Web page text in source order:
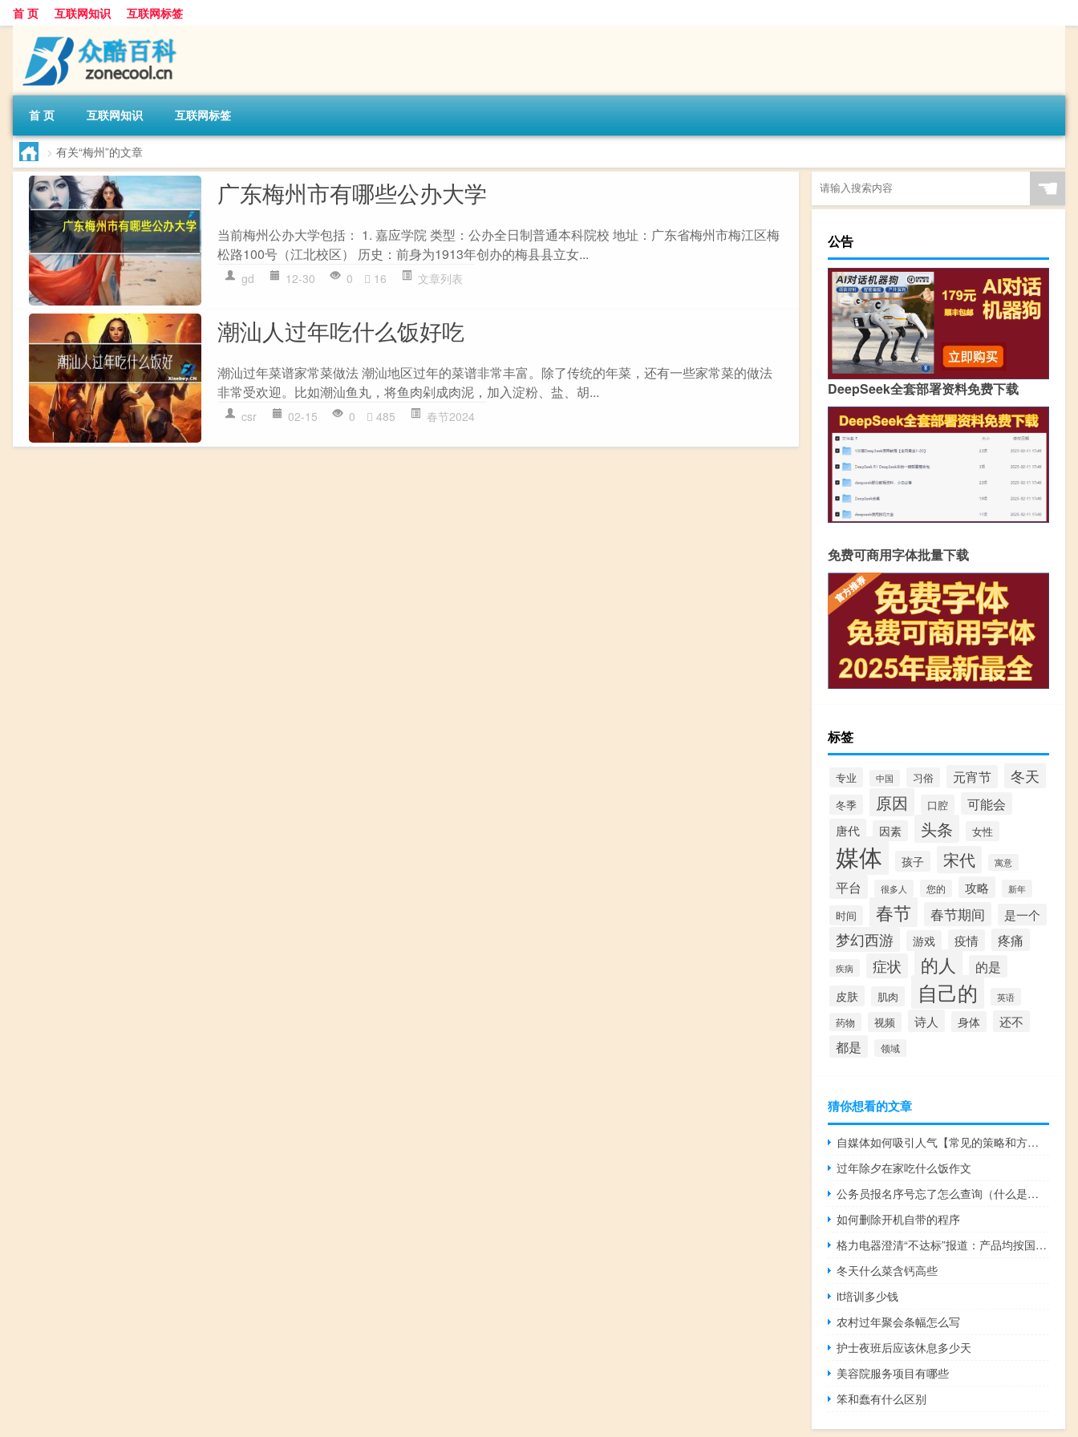
首 页 互联网知识 互联网标签
首 页 互联网知识 互联网标签
> 有关“梅州”的文章
广东梅州市有哪些公办大学
当前梅州公办大学包括： 1. 嘉应学院 类型：公办全日制普通本科院校 地址：广东省梅州市梅江区梅
松路100号（江北校区） 历史：前身为1913年创办的梅县县立女...
gd 12-30 0 16 文章列表
潮汕人过年吃什么饭好吃
潮汕过年菜谱家常菜做法 潮汕地区过年的菜谱非常丰富。除了传统的年菜，还有一些家常菜的做法
非常受欢迎。比如潮汕鱼丸，将鱼肉剁成肉泥，加入淀粉、盐、胡...
csr 02-15 0 485 春节2024
☚
公告
DeepSeek全套部署资料免费下载
免费可商用字体批量下载
标签
专业 中国 习俗 元宵节 冬天
冬季 原因 口腔
可能会
唐代
因素 头条 女性
媒体 孩子 宋代 寓意
平台 很多人 您的 攻略 新年
时间 春节 春节期间 是一个
梦幻西游 游戏 疫情 疼痛
疾病 症状 的人 的是
皮肤 肌肉 自己的 英语
药物 视频 诗人 身体 还不
都是 领域
猜你想看的文章
自媒体如何吸引人气【常见的策略和方法提高吸引力】
过年除夕在家吃什么饭作文
公务员报名序号忘了怎么查询（什么是报名序号怎么查询报名序号）
如何删除开机自带的程序
格力电器澄清“不达标”报道：产品均按国家标准设计生产
冬天什么菜含钙高些
it培训多少钱
农村过年聚会条幅怎么写
护士夜班后应该休息多少天
美容院服务项目有哪些
笨和蠢有什么区别